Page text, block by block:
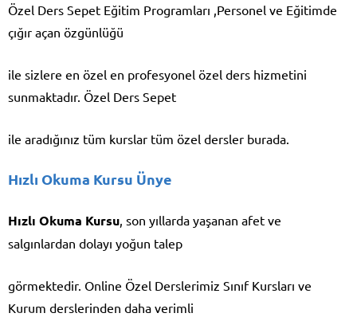
Özel Ders Sepet Eğitim Programları ,Personel ve Eğitimde
çığır açan özgünlüğü
ile sizlere en özel en profesyonel özel ders hizmetini
sunmaktadır. Özel Ders Sepet
ile aradığınız tüm kurslar tüm özel dersler burada.
Hızlı Okuma Kursu Ünye
Hızlı Okuma Kursu, son yıllarda yaşanan afet ve
salgınlardan dolayı yoğun talep
görmektedir. Online Özel Derslerimiz Sınıf Kursları ve
Kurum derslerinden daha verimli